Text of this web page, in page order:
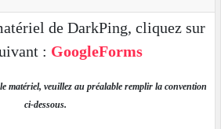
de DarkPing, cliquez sur
: GoogleForms
matériel, veuillez au préalable remplir la convention
ci-dessous.